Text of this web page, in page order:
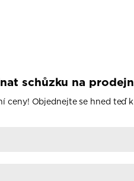
schůzku na
ceny! Objednejte se hned teď